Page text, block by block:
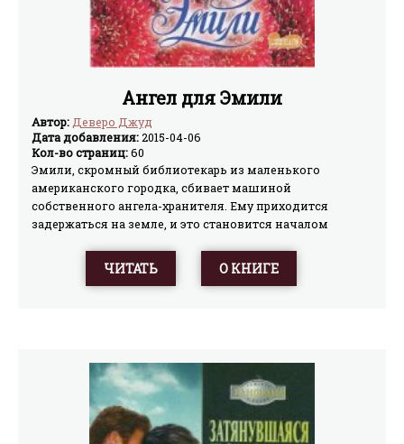
Ангел для Эмили
Автор: Деверо Джуд
Дата добавления:2015-04-06
Кол-во страниц:60
Эмили, скромный библиотекарь из маленького
американского городка, сбивает машиной
собственного ангела-хранителя. Ему приходится
задержаться на земле, и это становится началом
ЧИТАТЬ О КНИГЕ